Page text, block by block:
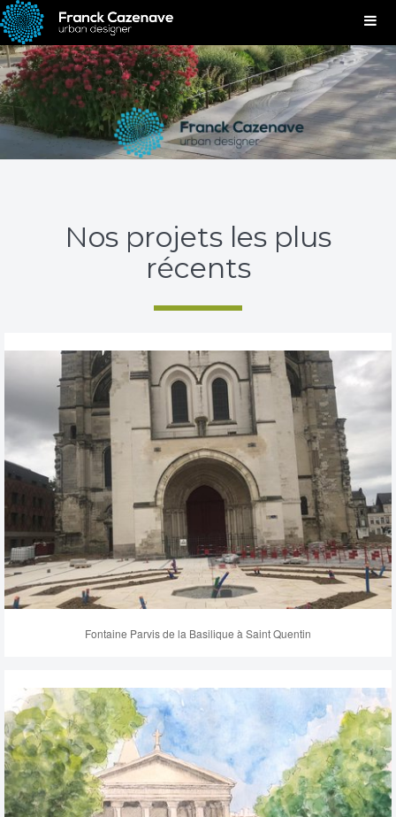
Nos projets les plus
récents
Fontaine Parvis de la Basilique à Saint Quentin